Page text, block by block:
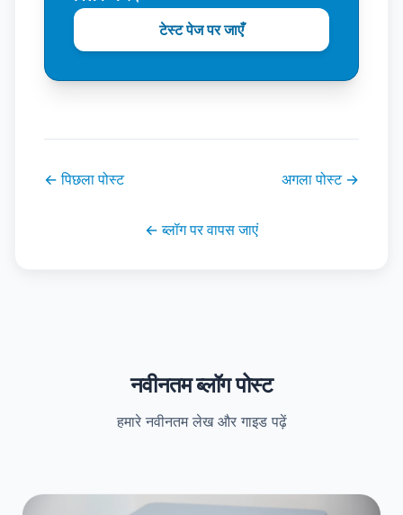
टेस्ट पेज पर जाएँ
←पिछला पोस्ट अगला पोस्ट→
←ब्लॉग पर वापस जाएं
नवीनतम ब्लॉग पोस्ट
हमारे नवीनतम लेख और गाइड पढ़ें